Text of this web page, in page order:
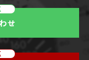
せ